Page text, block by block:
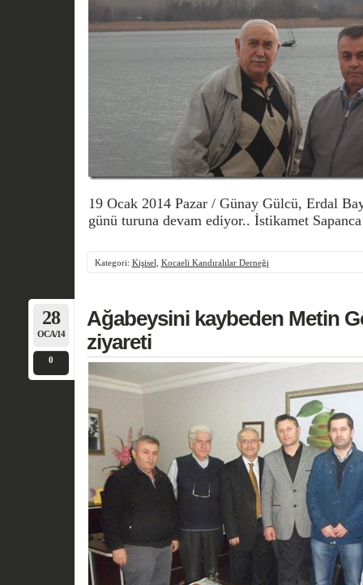
19 Ocak 2014 Pazar / Günay Gülcü, Erdal
günü turuna devam ediyor.. İstikamet
Kategori: Kişisel Kocaeli Kandıralılar Derneği
28
OCA/14
0
Ağabeysini kaybeden Metin
ziyareti